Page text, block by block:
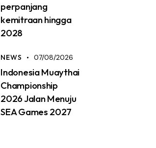
perpanjang
kemitraan hingga
2028
NEWS 07/08/2026
Indonesia Muaythai
Championship
2026 Jalan Menuju
SEA Games 2027